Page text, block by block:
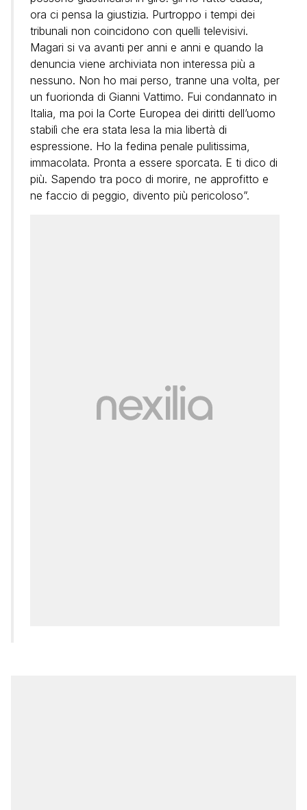
ora ci pensa la giustizia. Purtroppo i tempi dei
tribunali non coincidono con quelli televisivi.
Magari si va avanti per anni e anni e quando la
denuncia viene archiviata non interessa più a
nessuno. Non ho mai perso, tranne una volta, per
un fuorionda di Gianni Vattimo. Fui condannato in
Italia, ma poi la Corte Europea dei diritti dell’uomo
stabilì che era stata lesa la mia libertà di
espressione. Ho la fedina penale pulitissima,
immacolata. Pronta a essere sporcata. E ti dico di
più. Sapendo tra poco di morire, ne approfitto e
ne faccio di peggio, divento più pericoloso”.